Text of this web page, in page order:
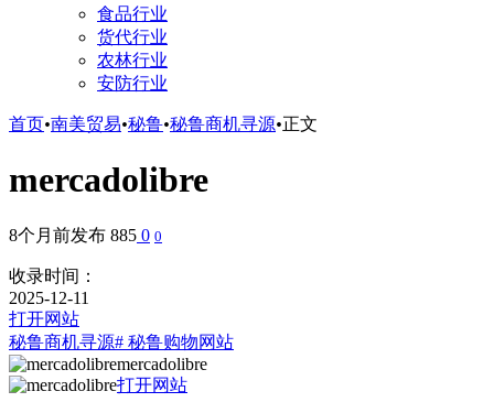
食品行业
货代行业
农林行业
安防行业
首页•南美贸易•秘鲁•秘鲁商机寻源•正文
mercadolibre
8个月前发布 885 0 0
收录时间：
2025-12-11
打开网站
秘鲁商机寻源# 秘鲁购物网站
mercadolibre
打开网站